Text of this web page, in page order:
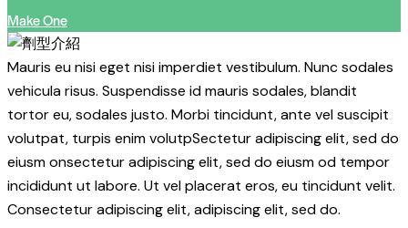
Make One
Mauris eu nisi eget nisi imperdiet vestibulum. Nunc sodales
vehicula risus. Suspendisse id mauris sodales, blandit
tortor eu, sodales justo. Morbi tincidunt, ante vel suscipit
volutpat, turpis enim volutpSectetur adipiscing elit, sed do
eiusm onsectetur adipiscing elit, sed do eiusm od tempor
incididunt ut labore. Ut vel placerat eros, eu tincidunt velit.
Consectetur adipiscing elit, adipiscing elit, sed do.